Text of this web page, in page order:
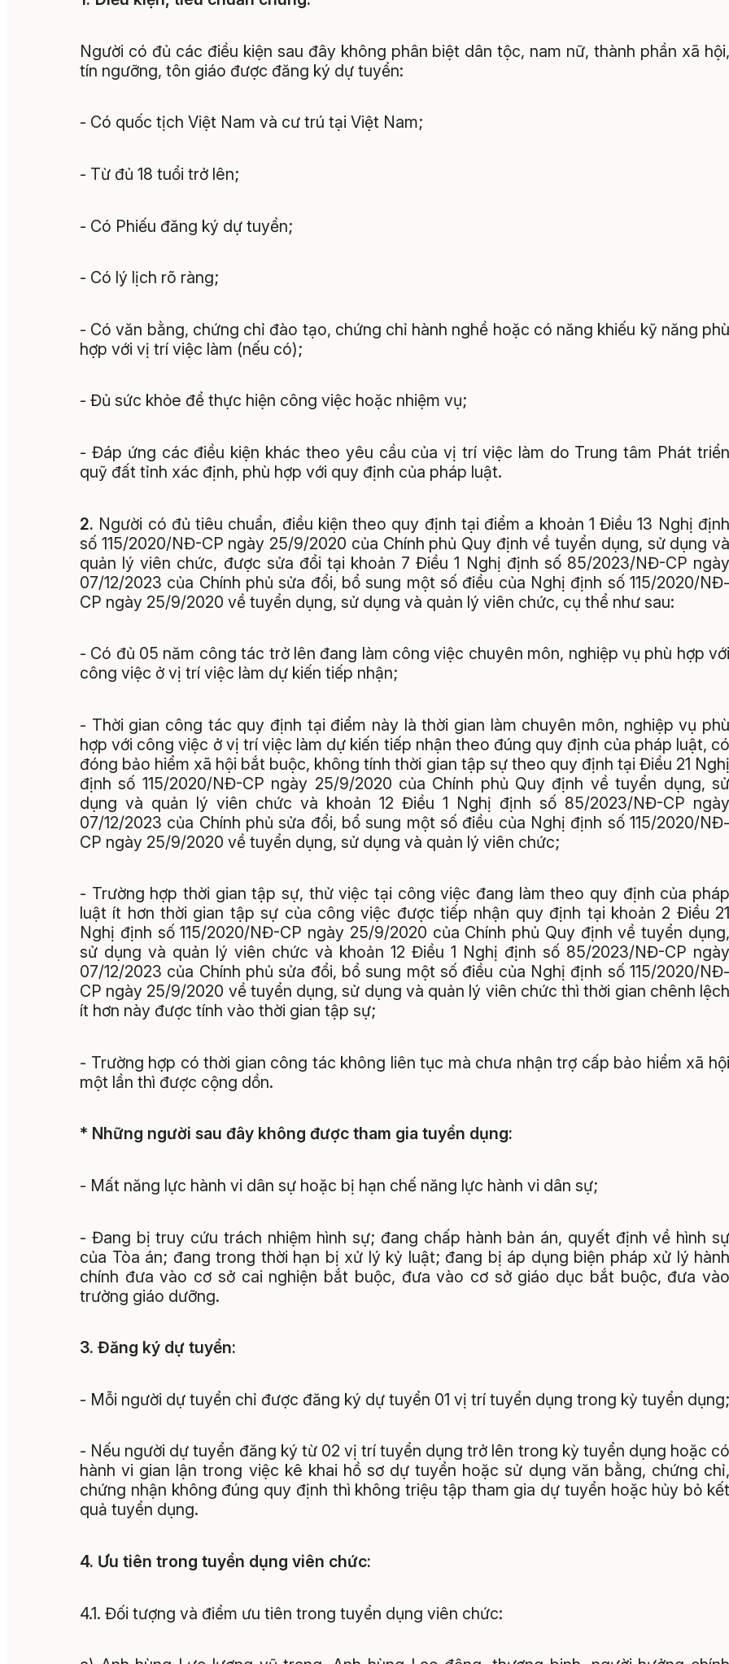
Người có đủ các điều kiện sau đây không phân biệt dân tộc, nam nữ, thành phần xã hội,
tín ngưỡng, tôn giáo được đăng ký dự tuyển:
- Có quốc tịch Việt Nam và cư trú tại Việt Nam;
- Từ đủ 18 tuổi trở lên;
- Có Phiếu đăng ký dự tuyển;
- Có lý lịch rõ ràng;
- Có văn bằng, chứng chỉ đào tạo, chứng chỉ hành nghề hoặc có năng khiếu kỹ năng phù
hợp với vị trí việc làm (nếu có);
- Đủ sức khỏe để thực hiện công việc hoặc nhiệm vụ;
- Đáp ứng các điều kiện khác theo yêu cầu của vị trí việc làm do Trung tâm Phát triển
quỹ đất tỉnh xác định, phù hợp với quy định của pháp luật.
2. Người có đủ tiêu chuẩn, điều kiện theo quy định tại điểm a khoản 1 Điều 13 Nghị định
số 115/2020/NĐ-CP ngày 25/9/2020 của Chính phủ Quy định về tuyển dụng, sử dụng và
quản lý viên chức, được sửa đổi tại khoản 7 Điều 1 Nghị định số 85/2023/NĐ-CP ngày
07/12/2023 của Chính phủ sửa đổi, bổ sung một số điều của Nghị định số 115/2020/NĐ-
CP ngày 25/9/2020 về tuyển dụng, sử dụng và quản lý viên chức, cụ thể như sau:
- Có đủ 05 năm công tác trở lên đang làm công việc chuyên môn, nghiệp vụ phù hợp với
công việc ở vị trí việc làm dự kiến tiếp nhận;
- Thời gian công tác quy định tại điểm này là thời gian làm chuyên môn, nghiệp vụ phù
hợp với công việc ở vị trí việc làm dự kiến tiếp nhận theo đúng quy định của pháp luật, có
đóng bảo hiểm xã hội bắt buộc, không tính thời gian tập sự theo quy định tại Điều 21 Nghị
định số 115/2020/NĐ-CP ngày 25/9/2020 của Chính phủ Quy định về tuyển dụng, sử
dụng và quản lý viên chức và khoản 12 Điều 1 Nghị định số 85/2023/NĐ-CP ngày
07/12/2023 của Chính phủ sửa đổi, bổ sung một số điều của Nghị định số 115/2020/NĐ-
CP ngày 25/9/2020 về tuyển dụng, sử dụng và quản lý viên chức;
- Trường hợp thời gian tập sự, thử việc tại công việc đang làm theo quy định của pháp
luật ít hơn thời gian tập sự của công việc được tiếp nhận quy định tại khoản 2 Điều 21
Nghị định số 115/2020/NĐ-CP ngày 25/9/2020 của Chính phủ Quy định về tuyển dụng,
sử dụng và quản lý viên chức và khoản 12 Điều 1 Nghị định số 85/2023/NĐ-CP ngày
07/12/2023 của Chính phủ sửa đổi, bổ sung một số điều của Nghị định số 115/2020/NĐ-
CP ngày 25/9/2020 về tuyển dụng, sử dụng và quản lý viên chức thì thời gian chênh lệch
ít hơn này được tính vào thời gian tập sự;
- Trường hợp có thời gian công tác không liên tục mà chưa nhận trợ cấp bảo hiểm xã hội
một lần thì được cộng dồn.
* Những người sau đây không được tham gia tuyển dụng:
- Mất năng lực hành vi dân sự hoặc bị hạn chế năng lực hành vi dân sự;
- Đang bị truy cứu trách nhiệm hình sự; đang chấp hành bản án, quyết định về hình sự
của Tòa án; đang trong thời hạn bị xử lý kỷ luật; đang bị áp dụng biện pháp xử lý hành
chính đưa vào cơ sở cai nghiện bắt buộc, đưa vào cơ sở giáo dục bắt buộc, đưa vào
trường giáo dưỡng.
3. Đăng ký dự tuyển:
- Mỗi người dự tuyển chỉ được đăng ký dự tuyển 01 vị trí tuyển dụng trong kỳ tuyển dụng;
- Nếu người dự tuyển đăng ký từ 02 vị trí tuyển dụng trở lên trong kỳ tuyển dụng hoặc có
hành vi gian lận trong việc kê khai hồ sơ dự tuyển hoặc sử dụng văn bằng, chứng chỉ,
chứng nhận không đúng quy định thì không triệu tập tham gia dự tuyển hoặc hủy bỏ kết
quả tuyển dụng.
4. Ưu tiên trong tuyển dụng viên chức:
4.1. Đối tượng và điểm ưu tiên trong tuyển dụng viên chức: